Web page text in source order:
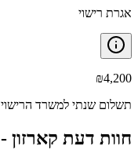
אגרת רישוי
₪4,200
תשלום שנתי למשרד הרישוי
חוות דעת קארזון -